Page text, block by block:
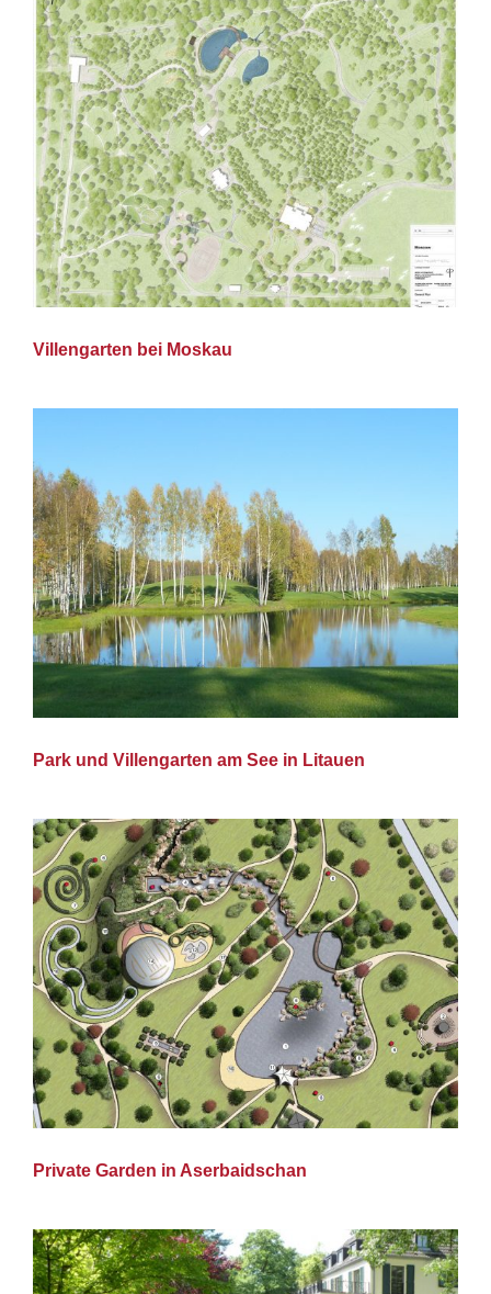
Villengarten bei Moskau
Park und Villengarten am See in Litauen
Private Garden in Aserbaidschan